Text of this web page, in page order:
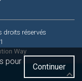
Continuer
pour
droits réservés
Way
keyboard_arrow_up